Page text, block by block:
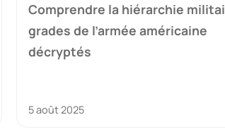
Comprendre la hiérarchie
grades de l’armée américaine
décryptés
5 août 2025